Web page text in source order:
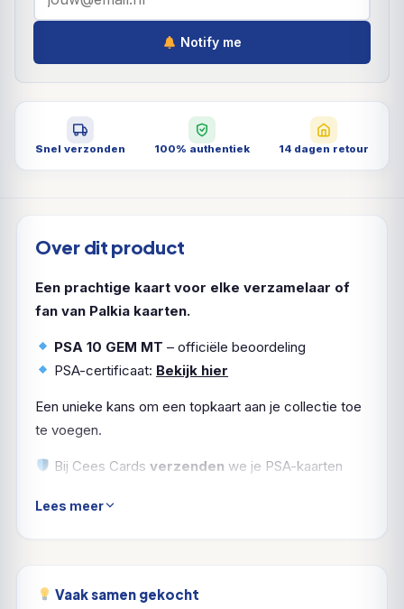
Notify me
Snel verzonden 100% authentiek 14 dagen retour
Over dit product
Een prachtige kaart voor elke verzamelaar of
fan van Palkia kaarten.
PSA 10 GEM MT– officiële beoordeling
PSA-certificaat: Bekijk hier
Een unieke kans om een topkaart aan je collectie toe
te voegen.
Bij Cees Cardsverzenden we je PSA-kaarten
komt jouw Palkia
Lees meer
Vaak samen gekocht